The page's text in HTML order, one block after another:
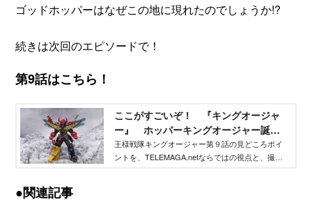
ゴッドホッパーはなぜこの地に現れたのでしょうか!?
続きは次回のエピソードで！
第9話はこちら！
ここがすごいぞ！ 『キングオージャ
ー』 ホッパーキングオージャー誕
生！ - TELEMAGA.net｜講談社
王様戦隊キングオージャー第９話の見どころポイ
ントを、TELEMAGA.netならではの視点と、撮影
●関連記事